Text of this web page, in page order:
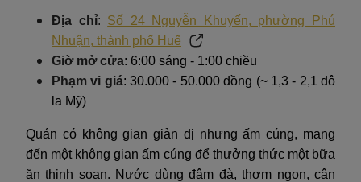
Địa chỉ: Số 24 Nguyễn Khuyến, phường Phú
Nhuận, thành phố Huế
Giờ mở cửa: 6:00 sáng - 1:00 chiều
Phạm vi giá: 30.000 - 50.000 đồng (~ 1,3 - 2,1 đô
la Mỹ)
Quán có không gian giản dị nhưng ấm cúng, mang
đến một không gian ấm cúng để thưởng thức một bữa
ăn thịnh soạn. Nước dùng đậm đà, thơm ngon, cân